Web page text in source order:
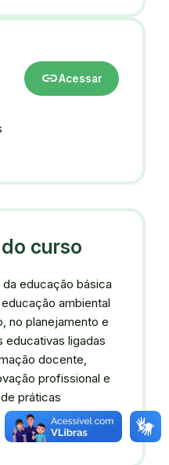
linkAcessar
curso
educação básica
ambiental
no planejamento e
educativas ligadas
docente,
profissional e
práticas